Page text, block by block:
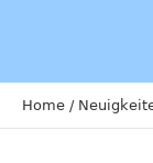
Home /